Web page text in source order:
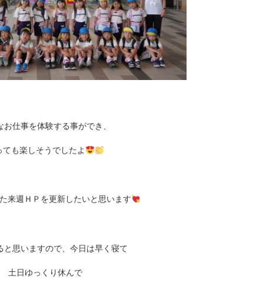
お仕事を体験する事ができ、
ても楽しそうでしたよ
来週ＨＰを更新したいと思います
と思いますので、今日は早く寝て
土日ゆっくり休んで